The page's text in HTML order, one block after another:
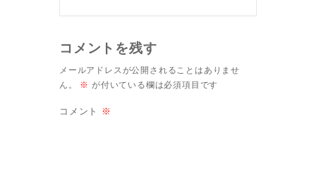
コメントを残す
メールアドレスが公開されることはありませ
ん。
※ が付いている欄は必須項目です
コメント ※